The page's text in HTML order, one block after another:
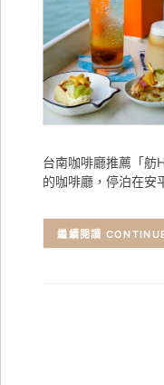
台南咖啡廳推薦「舫
的咖啡廳，停泊在